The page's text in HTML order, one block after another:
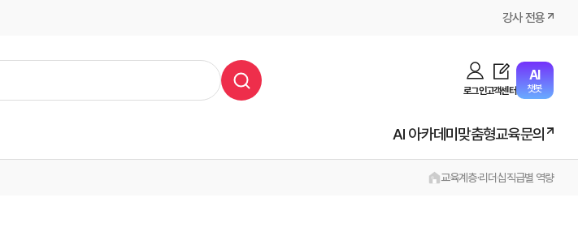
강사 전용
로그인고객센터
AI
챗봇
AI 아카데미맞춤형교육문의
교육계층·리더십직급별 역량